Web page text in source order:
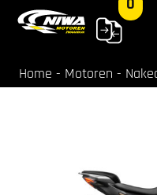
Home - Motoren -